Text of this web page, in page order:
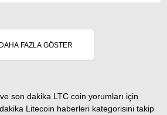
DAHA FAZLA GÖSTER
son dakika LTC coin yorumları için
Litecoin haberleri kategorisini takip